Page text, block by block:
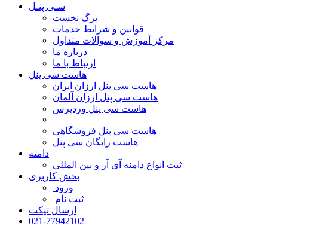
سـی پنـل
برگ نخست
قوانین و شرایط خدمات
مرکز آموزش و سوالات متداول
درباره ما
ارتباط با ما
هاست سی پنل
هاست سی پنل ارزان ایران
هاست سی پنل ارزان آلمان
هاست سی پنل وردپرس
هاست سی پنل فروشگاهی
هاست رایگان سی پنل
دامنه
ثبت انواع دامنه آی آر و بین المللی
بخش کاربری
ورود
ثبت نام
ارسال تیکت
021-77942102